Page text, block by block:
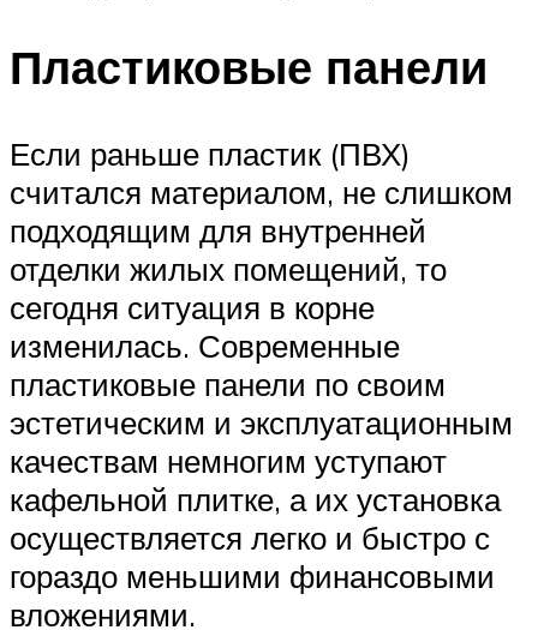
Пластиковые панели
Если раньше пластик (ПВХ)
считался материалом, не слишком
подходящим для внутренней
отделки жилых помещений, то
сегодня ситуация в корне
изменилась. Современные
пластиковые панели по своим
эстетическим и эксплуатационным
качествам немногим уступают
кафельной плитке, а их установка
осуществляется легко и быстро с
гораздо меньшими финансовыми
вложениями.